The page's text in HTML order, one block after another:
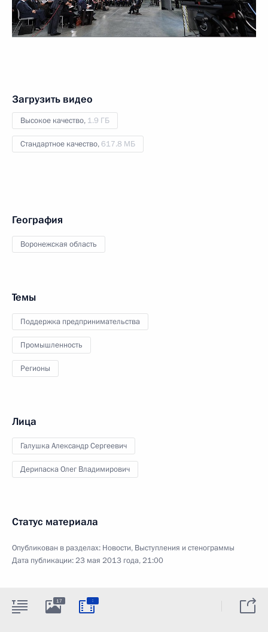
Загрузить видео
Высокое качество, 1.9 ГБ
Стандартное качество,617.8 МБ
География
Воронежская область
Темы
Поддержка предпринимательства
Промышленность
Регионы
Лица
Галушка Александр Сергеевич
Дерипаска Олег Владимирович
Статус материала
Опубликован в разделах: Новости, Выступления и стенограммы
Дата публикации:23 мая 2013 года, 21:00
17 :